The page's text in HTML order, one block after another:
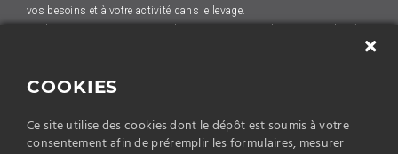
vos besoins et à votre activité dans le levage.
à vos besoins et à votre activité dans le levage.
vos besoins et à votre activité dans le pompage.
Media Mesures vous propose la vente de capteur thermique adaptés à
COOKIES
Ce site utilise des cookies dont le dépôt est soumis à votre
consentement afin de préremplir les formulaires, mesurer